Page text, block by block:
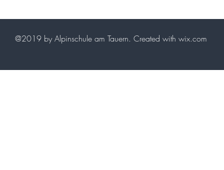
@2019 by Alpinschule am Tauern. Created with wix.com